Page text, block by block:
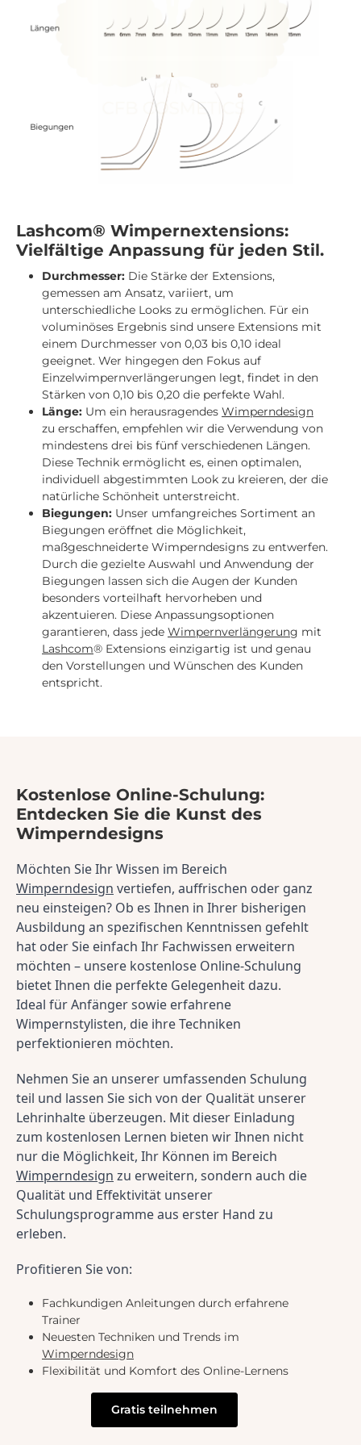
Lashcom® Wimpernextensions:
Vielfältige Anpassung für jeden Stil.
Durchmesser: Die Stärke der Extensions,
gemessen am Ansatz, variiert, um
unterschiedliche Looks zu ermöglichen. Für ein
voluminöses Ergebnis sind unsere Extensions mit
einem Durchmesser von 0,03 bis 0,10 ideal
geeignet. Wer hingegen den Fokus auf
Einzelwimpernverlängerungen legt, findet in den
Stärken von 0,10 bis 0,20 die perfekte Wahl.
Länge: Um ein herausragendes Wimperndesign
zu erschaffen, empfehlen wir die Verwendung von
mindestens drei bis fünf verschiedenen Längen.
Diese Technik ermöglicht es, einen optimalen,
individuell abgestimmten Look zu kreieren, der die
natürliche Schönheit unterstreicht.
Biegungen: Unser umfangreiches Sortiment an
Biegungen eröffnet die Möglichkeit,
maßgeschneiderte Wimperndesigns zu entwerfen.
Durch die gezielte Auswahl und Anwendung der
Biegungen lassen sich die Augen der Kunden
besonders vorteilhaft hervorheben und
akzentuieren. Diese Anpassungsoptionen
garantieren, dass jede Wimpernverlängerung mit
Lashcom® Extensions einzigartig ist und genau
den Vorstellungen und Wünschen des Kunden
entspricht.
Kostenlose Online-Schulung:
Entdecken Sie die Kunst des
Wimperndesigns
Wimperndesign vertiefen, auffrischen oder ganz
neu einsteigen? Ob es Ihnen in Ihrer bisherigen
Ausbildung an spezifischen Kenntnissen gefehlt
hat oder Sie einfach Ihr Fachwissen erweitern
möchten – unsere kostenlose Online-Schulung
bietet Ihnen die perfekte Gelegenheit dazu.
Ideal für Anfänger sowie erfahrene
Wimpernstylisten, die ihre Techniken
perfektionieren möchten.
Nehmen Sie an unserer umfassenden Schulung
teil und lassen Sie sich von der Qualität unserer
Lehrinhalte überzeugen. Mit dieser Einladung
zum kostenlosen Lernen bieten wir Ihnen nicht
Wimperndesign zu erweitern, sondern auch die
Qualität und Effektivität unserer
Schulungsprogramme aus erster Hand zu
erleben.
Profitieren Sie von:
Fachkundigen Anleitungen durch erfahrene
Trainer
Neuesten Techniken und Trends im
Wimperndesign
Flexibilität und Komfort des Online-Lernens
Gratis teilnehmen